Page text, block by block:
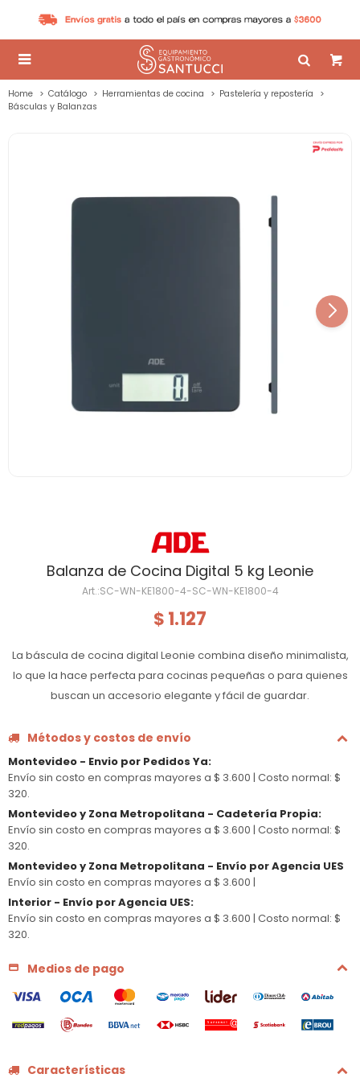

Home Catálogo Herramientas de cocina
Pastelería y repostería
Básculas y Balanzas
Balanza de Cocina Digital 5 kg Leonie
SC-WN-KE1800-4-SC-WN-KE1800-4
$ 1.127
La báscula de cocina digital Leonie combina diseño minimalista,
lo que la hace perfecta para cocinas pequeñas o para quienes
buscan un accesorio elegante y fácil de guardar.
Métodos y costos de envío
Montevideo - Envio por Pedidos Ya:
Envío sin costo en compras mayores a $ 3.600 | Costo normal: $
320.
Montevideo y Zona Metropolitana - Cadetería Propia:
Envío sin costo en compras mayores a $ 3.600 | Costo normal: $
320.
Montevideo y Zona Metropolitana - Envío por Agencia UES
Envío sin costo en compras mayores a $ 3.600 |
Interior - Envío por Agencia UES:
Envío sin costo en compras mayores a $ 3.600 | Costo normal: $
320.
Medios de pago
Características